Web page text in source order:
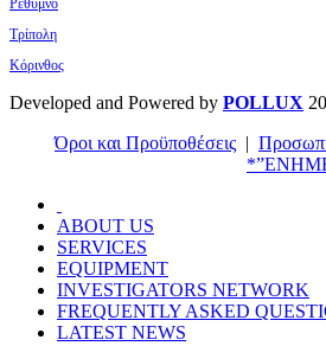
Ρέθυμνο
Τρίπολη
Κόρινθος
Developed and Powered by POLLUX
Όροι και Προϋποθέσεις |
ABOUT US
SERVICES
EQUIPMENT
INVESTIGATORS NETWORK
FREQUENTLY ASKED
LATEST NEWS